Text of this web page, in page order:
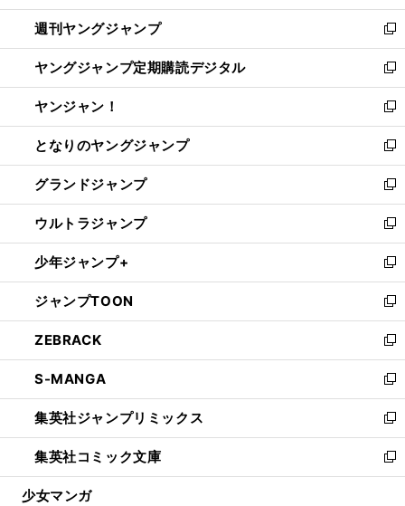
開
く
ウ
で
開
く
ン
ド
ウ
で
開
く
ウ
ィ
ン
ド
ウ
で
開
く
週刊ヤングジャンプ
新
し
い
ウ
ィ
ン
ド
ウ
で
開
く
ヤングジャンプ定期購読デジタル
新
し
い
ウ
ィ
ン
ド
ウ
で
開
く
ヤンジャン！
新
し
い
ウ
ィ
ン
ド
ウ
で
開
く
となりのヤングジャンプ
新
し
い
ウ
ィ
ン
ド
ウ
で
開
く
グランドジャンプ
新
し
い
ウ
ィ
ン
ド
ウ
で
開
く
ウルトラジャンプ
新
し
い
ウ
ィ
ン
ド
ウ
で
開
く
少年ジャンプ+
新
し
い
ウ
ィ
ン
ド
ウ
で
開
く
ジャンプTOON
新
し
い
ウ
ィ
ン
ド
ウ
で
開
ZEBRACK
新
し
い
ウ
ィ
ン
ド
ウ
S-MANGA
新
し
い
ウ
ィ
ン
集英社ジャンプリミックス
新
し
い
ウ
集英社コミック文庫
新
し
少女マンガ